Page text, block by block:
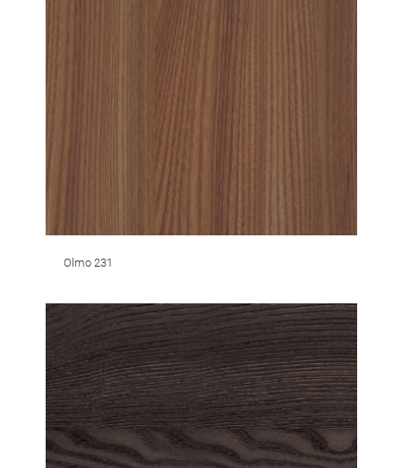
Olmo 231